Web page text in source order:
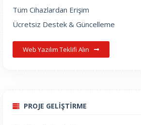
Tüm Cihazlardan Erişim
Ücretsiz Destek & Güncelleme
Web Yazılım Teklifi Alın
PROJE GELİŞTİRME